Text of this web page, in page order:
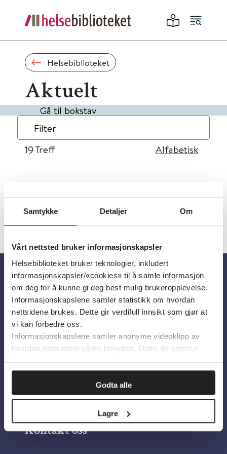
Samtykke Detaljer Om
Vårt nettsted bruker informasjonskapsler
Helsebiblioteket bruker teknologier, inkludert
informasjonskapsler/«cookies» til å samle informasjon
om deg for å kunne gi deg best mulig brukeropplevelse.
Informasjonskapslene samler statistikk om hvordan
nettsidene brukes. Dette gir verdifull innsikt som gjør at
vi kan forbedre oss.
Informasjonskapslene samler anonyme videoklipp av
hvordan nettsidene våres benyttes. Dette gir verdifull
innsikt som gjør at vi kan forbedre oss.
Godta alle
Lagre
Helsebiblioteket
Aktuelt
Gå til bokstav
Filter
19 Treff Alfabetisk
« 1
Om oss
Om Helsebiblioteket
Personvern og informasjonskapsler
Tilgjengelighetserklæring
Information in English
Bilder fra Colourbox.com
Kontakt oss